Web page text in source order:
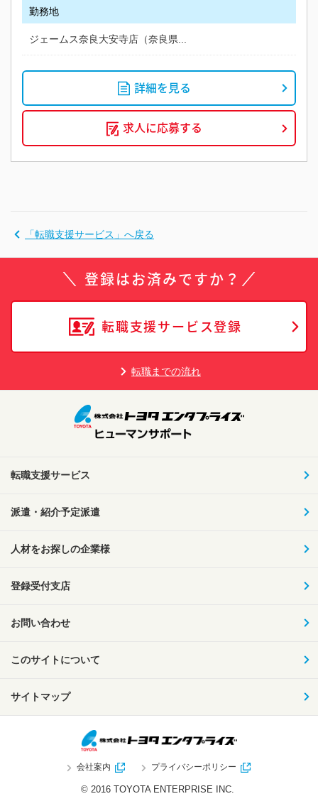
勤務地
ジェームス奈良大安寺店（奈良県...
詳細を見る
求人に応募する
「転職支援サービス」へ戻る
登録はお済みですか？
転職支援サービス登録
転職までの流れ
転職支援サービス
派遣・紹介予定派遣
人材をお探しの企業様
登録受付支店
お問い合わせ
このサイトについて
サイトマップ
会社案内 プライバシーポリシー
© 2016 TOYOTA ENTERPRISE INC.